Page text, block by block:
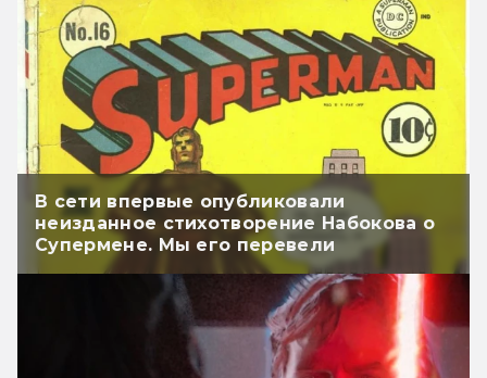
В сети впервые опубликовали
неизданное стихотворение Набокова о
Супермене. Мы его перевели